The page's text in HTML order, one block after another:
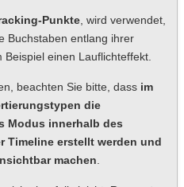
Punkte , wird verwendet,
Buchstaben entlang ihrer
einen Lauflichteffekt.
beachten Sie bitte, dass im
die
Modus innerhalb des
Timeline erstellt werden und
machen